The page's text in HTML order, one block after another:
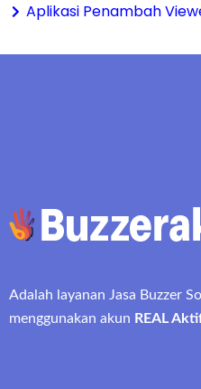
Aplikasi Penambah
Adalah layanan Jasa Buzzer
menggunakan akun REAL